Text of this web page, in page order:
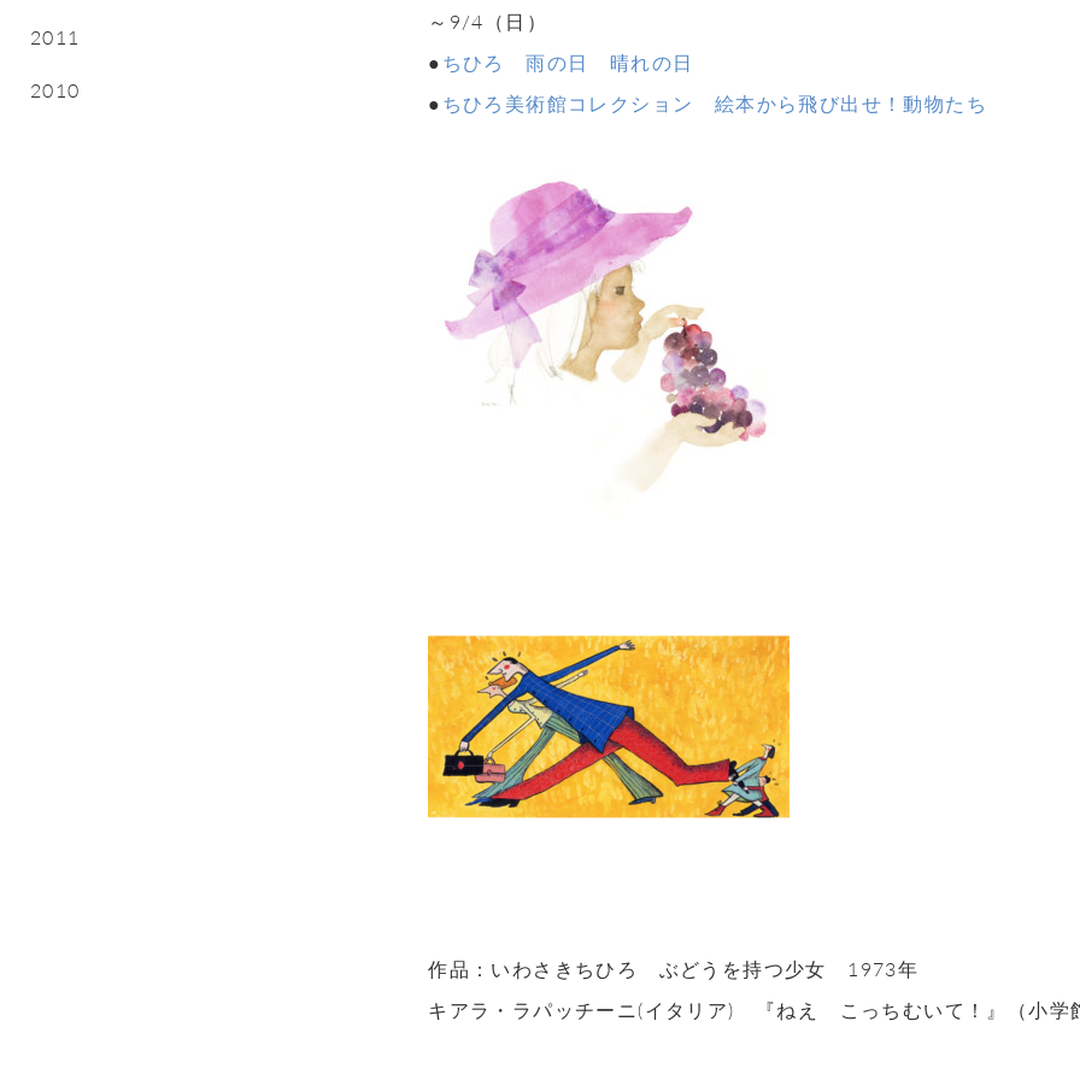
～9/4（日）
●ちひろ 雨の日 晴れの日
●ちひろ美術館コレクション 絵本から飛び出せ！動物たち
作品：いわさきちひろ ぶどうを持つ少女 1973年
キアラ・ラパッチーニ(イタリア) 『ねえ こっちむいて！』（小
2011
2010